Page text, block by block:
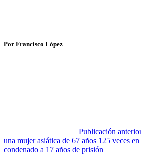
Por Francisco López
Publicación anterior
una mujer asiática de 67 años 125 veces
condenado a 17 años de prisión